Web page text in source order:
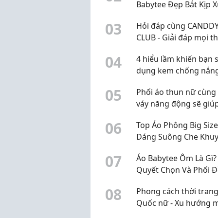
Babytee Đẹp Bắt Kịp
03
Hỏi đáp cùng
CLUB - Giải đáp mọi
hơn năm 2026
04
4 hiểu lầm khiến bạn
dụng kem chống
05
Phối áo thun nữ cùng
váy năng động sẽ
06
Top Áo Phông Big
Dáng Suông Che
07
Áo Babytee Ôm Là
Quyết Chọn Và Phối
08
Phong cách thời
Quốc nữ - Xu hướng